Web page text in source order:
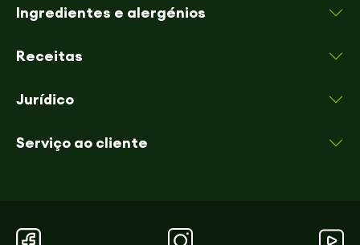
Ingredientes e alergénios
Receitas
Jurídico
Serviço ao cliente